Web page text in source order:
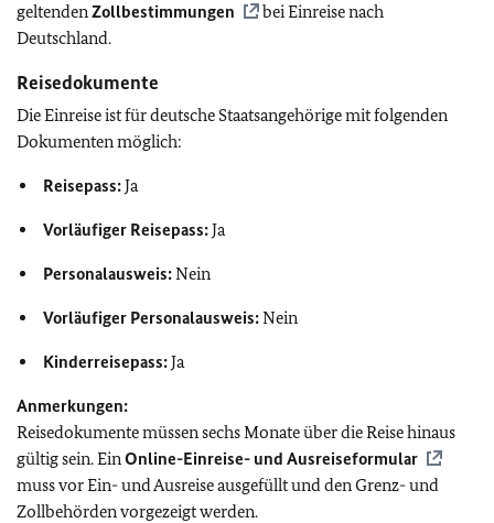
geltendenZollbestimmungen
bei Einreise nach
Deutschland.
Reisedokumente
Die Einreise ist für deutsche Staatsangehörige mit folgenden
Dokumenten möglich:
Reisepass:Ja
Vorläufiger Reisepass:Ja
Personalausweis:Nein
Vorläufiger Personalausweis:Nein
Kinderreisepass:Ja
Anmerkungen:
Reisedokumente müssen sechs Monate über die Reise hinaus
gültig sein. EinOnline-Einreise- und Ausreiseformular
muss vor Ein- und Ausreise ausgefüllt und den Grenz- und
Zollbehörden vorgezeigt werden.